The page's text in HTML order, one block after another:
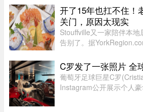
未来联盟（CAQ）、 ...
开了15年也扛不住！
关门，原因太现实
Stouffville又一家陪伴本
告别了。据
Maki Zushi，已于7月30
经营15年后因租金上涨于
C罗发了一张照片 全
葡萄牙足球巨星C罗
Instagram公开展示个人